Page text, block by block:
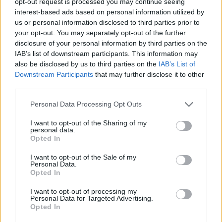
interest-based ads based on personal information utilized by
us or personal information disclosed to third parties prior to
your opt-out. You may separately opt-out of the further
disclosure of your personal information by third parties on the
IAB’s list of downstream participants. This information may
also be disclosed by us to third parties on the IAB’s List of
Downstream Participants that may further disclose it to other
Personal Data Processing Opt Outs
I want to opt-out of the Sharing of my
personal data.
Opted In
I want to opt-out of the Sale of my
Personal Data.
Opted In
I want to opt-out of processing my
Personal Data for Targeted Advertising.
Opted In
16. P O E T
A
17.
P O T
E
18.
T A P
E
19.
T O A
D
20.
T O D
A
T O P
E
Desafío 7
A B
A B R
E
A L
A L B
A
A L